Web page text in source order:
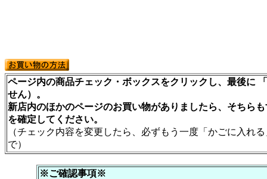
ページ内の商品チェック・ボックスをクリックし、最後に
せん）。
新店内のほかのページのお買い物がありましたら、そちら
を確定してください。
（チェック内容を変更したら、必ずもう一度「かごに入れ
で）
※ご確認事項※